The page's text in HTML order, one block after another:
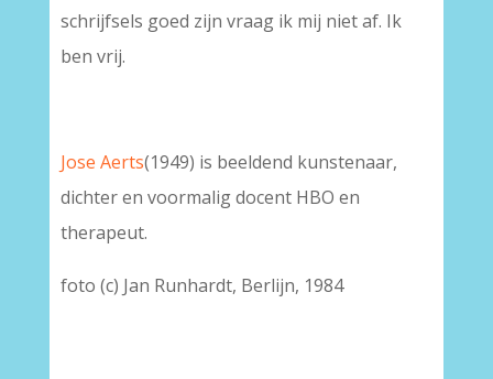
schrijfsels goed zijn vraag ik mij niet af. Ik
ben vrij.
Jose Aerts(1949) is beeldend kunstenaar,
dichter en voormalig docent HBO en
therapeut.
foto (c) Jan Runhardt, Berlijn, 1984